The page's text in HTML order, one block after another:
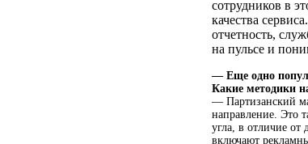
сотрудников в
качества
отчетность,
на пульсе и
— Еще одно
Какие методики
— Партизанский
направление. Это
угла, в отличие
включают